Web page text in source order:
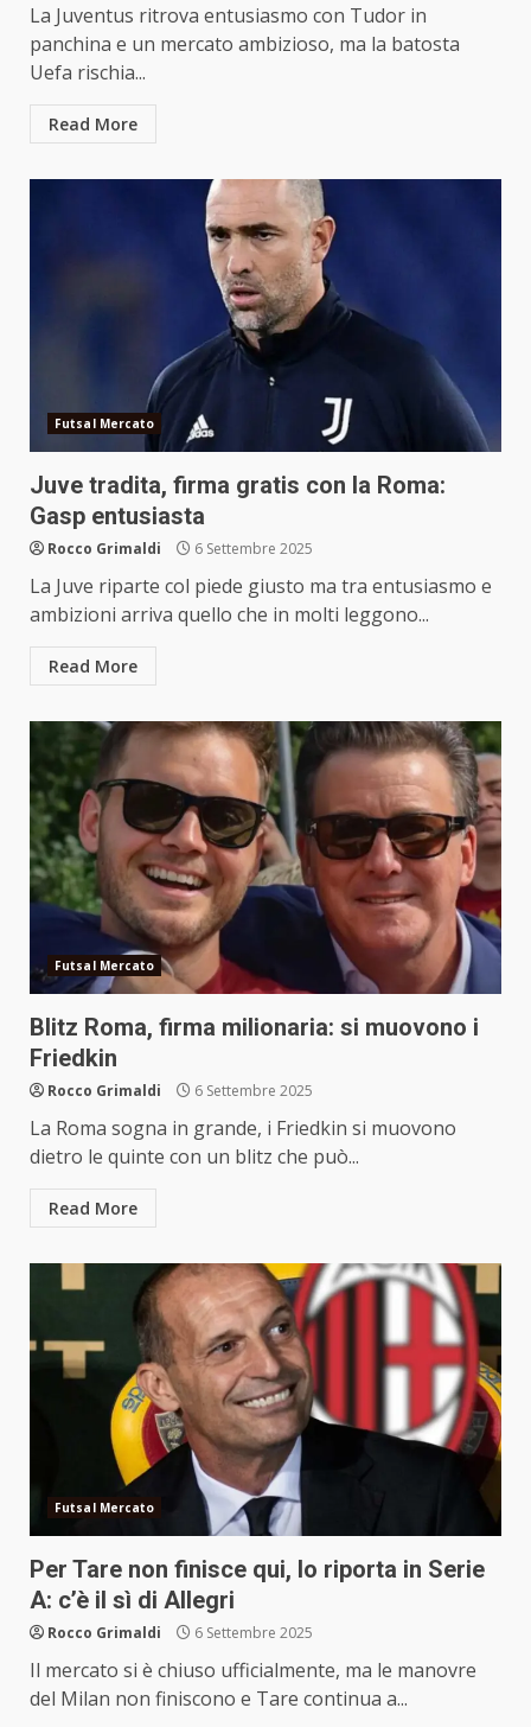
La Juventus ritrova entusiasmo con Tudor in
panchina e un mercato ambizioso, ma la batosta
Uefa rischia...
Read More
Futsal Mercato
Juve tradita, firma gratis con la Roma:
Gasp entusiasta
Rocco Grimaldi 6 Settembre 2025
La Juve riparte col piede giusto ma tra entusiasmo e
ambizioni arriva quello che in molti leggono...
Read More
Futsal Mercato
Blitz Roma, firma milionaria: si muovono i
Friedkin
Rocco Grimaldi 6 Settembre 2025
La Roma sogna in grande, i Friedkin si muovono
dietro le quinte con un blitz che può...
Read More
Futsal Mercato
Per Tare non finisce qui, lo riporta in Serie
A: c’è il sì di Allegri
Rocco Grimaldi 6 Settembre 2025
Il mercato si è chiuso ufficialmente, ma le manovre
del Milan non finiscono e Tare continua a...